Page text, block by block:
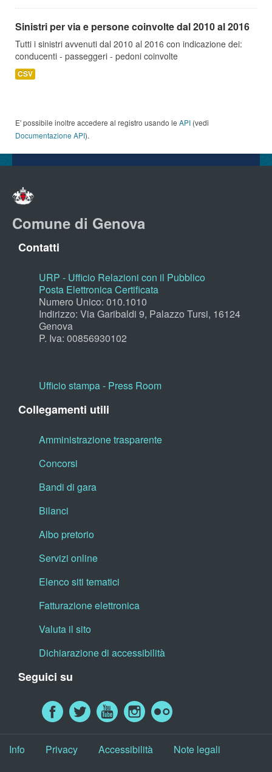
Sinistri per via e persone coinvolte dal 2010 al 2016
Tutti i sinistri avvenuti dal 2010 al 2016 con indicazione dei:
conducenti - passeggeri - pedoni coinvolte
CSV
E' possibile inoltre accedere al registro usando le API (vedi
Documentazione API).
Comune di Genova
Contatti
URP - Ufficio Relazioni con il Pubblico
Posta Elettronica Certificata
Numero Unico: 010.1010
Indirizzo: Via Garibaldi 9, Palazzo Tursi, 16124
Genova
P. Iva: 00856930102
Ufficio stampa - Press Room
Collegamenti utili
Amministrazione trasparente
Concorsi
Bandi di gara
Bilanci
Albo pretorio
Servizi online
Elenco siti tematici
Fatturazione elettronica
Valuta il sito
Dichiarazione di accessibilità
Seguici su
Info Privacy Accessibilità Note legali